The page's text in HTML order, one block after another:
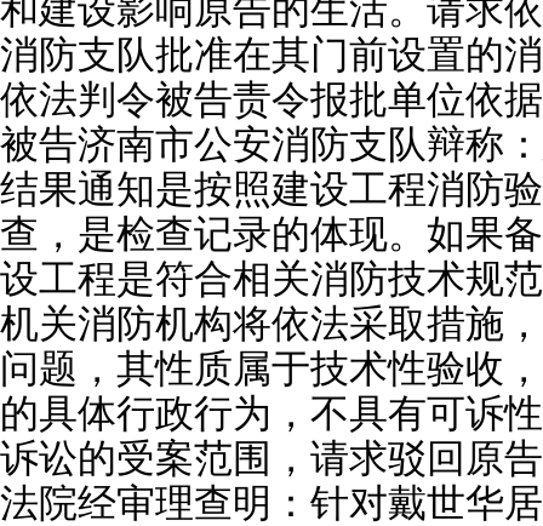
和建设影响原告的生活。请求
消防支队批准在其门前设置的
依法判令被告责令报批单位依
被告济南市公安消防支队辩称
结果通知是按照建设工程消防
查，是检查记录的体现。如果
设工程是符合相关消防技术规
机关消防机构将依法采取措施
问题，其性质属于技术性验收
的具体行政行为，不具有可诉
诉讼的受案范围，请求驳回原
法院经审理查明：针对戴世华